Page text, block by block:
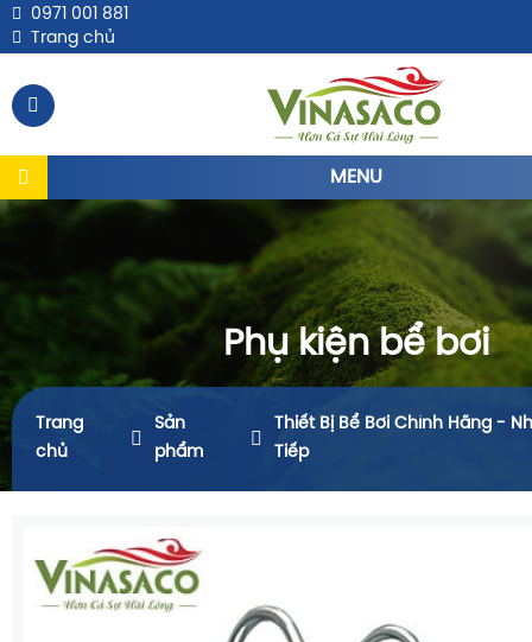
0971 001 881
Trang chủ
MENU
Phụ kiện bể bơi
Trang
chủ
Sản
phẩm
Thiết Bị Bể Bơi Chính Hãng -
Tiếp